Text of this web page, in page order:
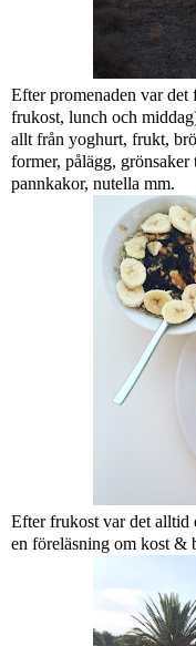
Efter promenaden var det
frukost, lunch och
allt från yoghurt, frukt,
former, pålägg,
pannkakor, nutella mm.
Efter frukost var det alltid
en föreläsning om kost &